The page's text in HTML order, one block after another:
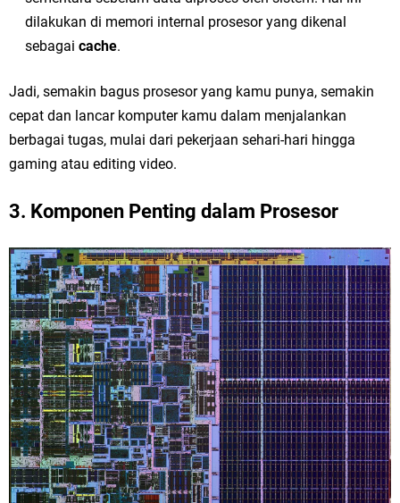
dilakukan di memori internal prosesor yang dikenal
sebagaicache.
Jadi, semakin bagus prosesor yang kamu punya, semakin
cepat dan lancar komputer kamu dalam menjalankan
berbagai tugas, mulai dari pekerjaan sehari-hari hingga
gaming atau editing video.
3. Komponen Penting dalam Prosesor